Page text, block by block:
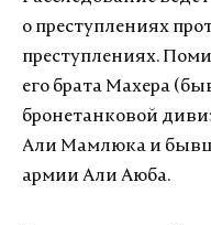
о преступлениях
преступлениях.
его брата Махера
бронетанковой
Али Мамлюка и
армии Али Аюба.